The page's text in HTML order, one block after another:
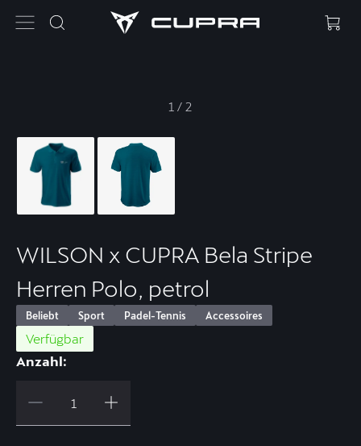
1 / 2
WILSON x CUPRA Bela Stripe
Herren Polo, petrol
Beliebt Sport Padel-Tennis Accessoires
Verfügbar
Anzahl: